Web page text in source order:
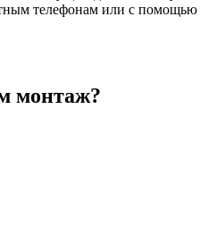
телефонам или с помощью
монтаж?